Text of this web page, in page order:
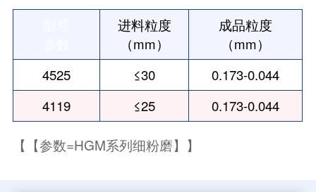
进料粒度
（mm）
成品粒度
（mm）
4525
≤30
0.173-0.044
4119
≤25 0.173-0.044
【【参数=HGM系列细粉磨】】